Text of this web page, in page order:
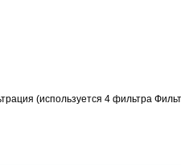
(используется 4 фильтра